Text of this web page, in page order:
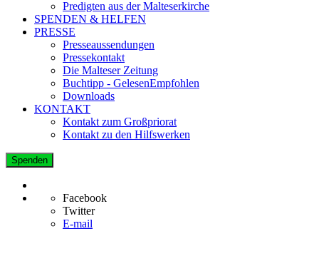
Predigten aus der Malteserkirche
SPENDEN & HELFEN
PRESSE
Presseaussendungen
Pressekontakt
Die Malteser Zeitung
Buchtipp - GelesenEmpfohlen
Downloads
KONTAKT
Kontakt zum Großpriorat
Kontakt zu den Hilfswerken
Spenden
Facebook
Twitter
E-mail